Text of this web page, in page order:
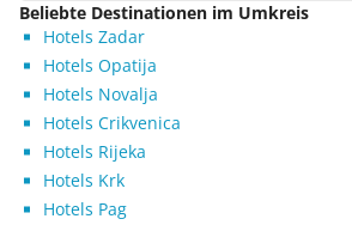
Beliebte Destinationen im Umkreis
Hotels Zadar
Hotels Opatija
Hotels Novalja
Hotels Crikvenica
Hotels Rijeka
Hotels Krk
Hotels Pag